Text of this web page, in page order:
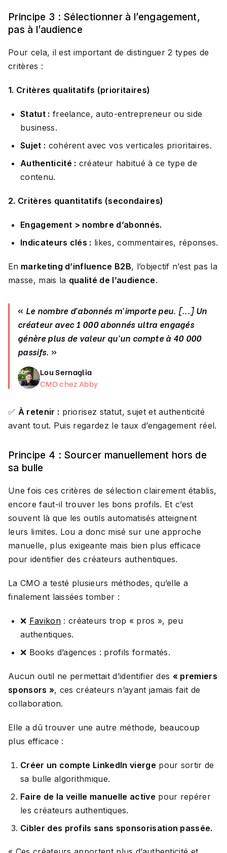
Principe 3 : Sélectionner à l’engagement,
pas à l’audience
Pour cela, il est important de distinguer 2 types de
critères :
1. Critères qualitatifs (prioritaires)
Statut : freelance, auto-entrepreneur ou side
business.
Sujet : cohérent avec vos verticales prioritaires.
Authenticité : créateur habitué à ce type de
contenu.
2. Critères quantitatifs (secondaires)
Engagement > nombre d’abonnés.
Indicateurs clés : likes, commentaires, réponses.
En marketing d’influence B2B, l’objectif n’est pas la
masse, mais la qualité de l’audience.
« Le nombre d’abonnés m’importe peu. [...] Un
créateur avec 1 000 abonnés ultra engagés
génère plus de valeur qu’un compte à 40 000
passifs. »
Lou Sernaglia
CMO chez Abby
✅ À retenir : priorisez statut, sujet et authenticité
avant tout. Puis regardez le taux d’engagement réel.
Principe 4 : Sourcer manuellement hors de
sa bulle
Une fois ces critères de sélection clairement établis,
encore faut-il trouver les bons profils. Et c’est
souvent là que les outils automatisés atteignent
leurs limites. Lou a donc misé sur une approche
manuelle, plus exigeante mais bien plus efficace
pour identifier des créateurs authentiques.
La CMO a testé plusieurs méthodes, qu’elle a
finalement laissées tomber :
❌ Favikon: créateurs trop « pros », peu
authentiques.
❌ Books d’agences : profils formatés.
Aucun outil ne permettait d’identifier des « premiers
sponsors », ces créateurs n’ayant jamais fait de
collaboration.
Elle a dû trouver une autre méthode, beaucoup
plus efficace :
Créer un compte LinkedIn vierge pour sortir de
sa bulle algorithmique.
Faire de la veille manuelle active pour repérer
les créateurs authentiques.
Cibler des profils sans sponsorisation passée.